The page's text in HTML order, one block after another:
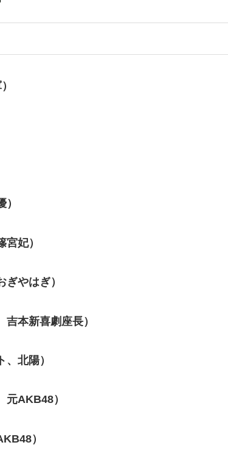
宮妃）
ぎやはぎ）
吉本新喜劇座長）
北陽）
元AKB48）
）